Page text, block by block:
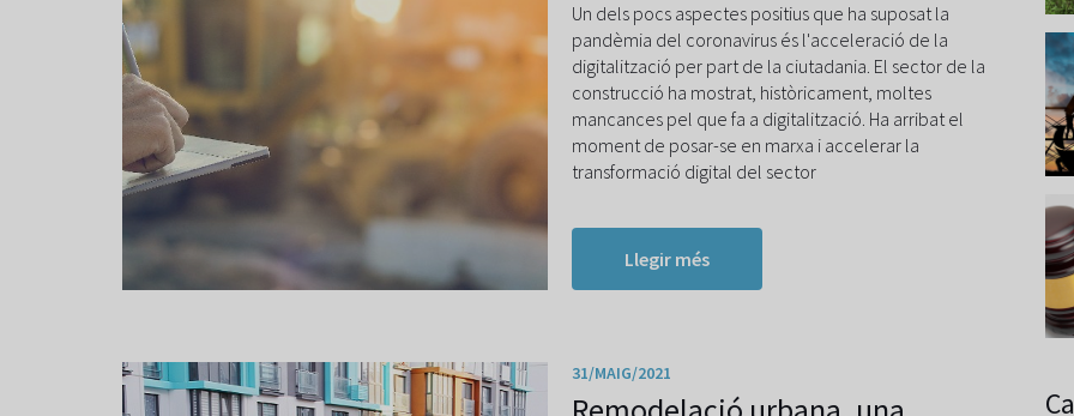
Un dels pocs aspectes positius que ha suposat la
pandèmia del coronavirus és l'acceleració de la
digitalització per part de la ciutadania. El sector de la
construcció ha mostrat, històricament, moltes
mancances pel que fa a digitalització. Ha arribat el
moment de posar-se en marxa i accelerar la
transformació digital del sector
Llegir més
31/MAIG/2021